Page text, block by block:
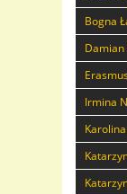
Bogna
Irmina